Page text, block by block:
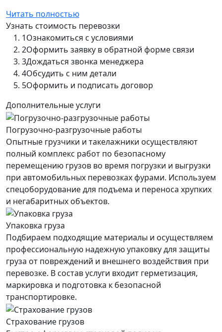
Читать полностью
Узнать стоимость перевозки
1Ознакомиться с условиями
2Оформить заявку в обратной форме связи
3Дождаться звонка менеджера
4Обсудить с ним детали
5Оформить и подписать договор
Дополнительные услуги
Погрузочно-разгрузочные работы
Опытные грузчики и такелажники осуществляют
полный комплекс работ по безопасному
перемещению грузов во время погрузки и выгрузки
при автомобильных перевозках фурами. Используем
спецоборудование для подъема и переноса хрупких
и негабаритных объектов.
Упаковка груза
Подбираем подходящие материалы и осуществляем
профессиональную надежную упаковку для защиты
груза от повреждений и внешнего воздействия при
перевозке. В состав услуги входит герметизация,
маркировка и подготовка к безопасной
транспортировке.
Страхование грузов